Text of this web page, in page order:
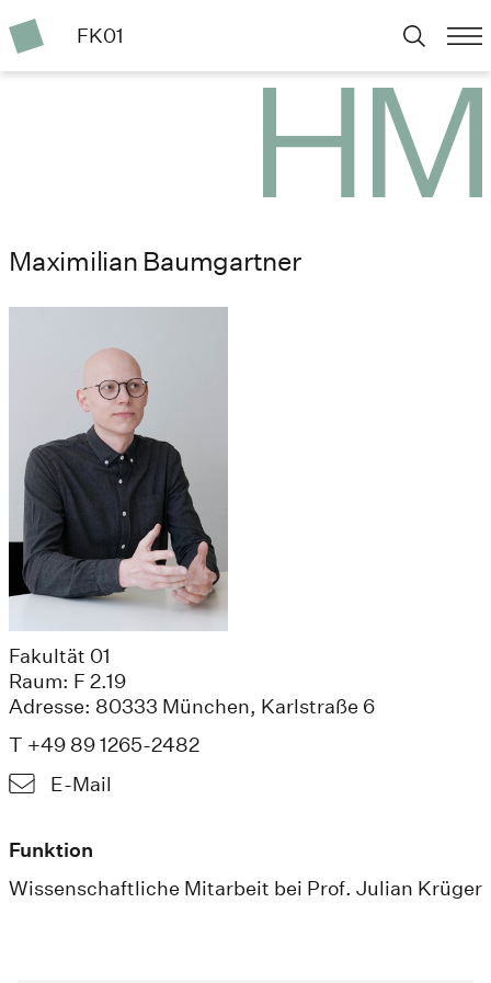
FK01
Maximilian Baumgartner
Fakultät 01
Raum: F 2.19
Adresse: 80333 München, Karlstraße 6
T +49 89 1265-2482
E-Mail
Funktion
Wissenschaftliche Mitarbeit bei Prof. Julian Krüger